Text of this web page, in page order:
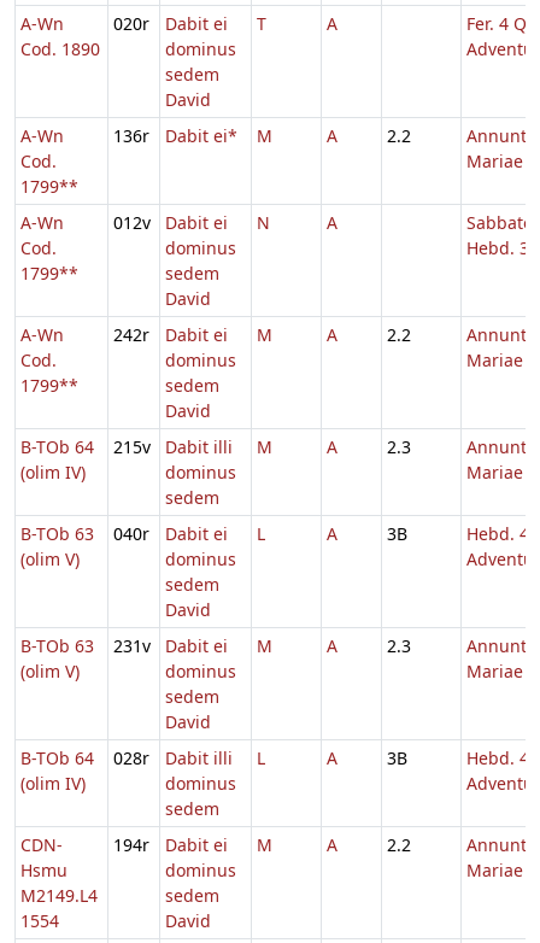
A-Wn
Cod. 1890
020r
Dabit ei
dominus
sedem
David
T A
Fer. 4
A-Wn
Cod.
1799**
136r Dabit ei* M A 2.2
Mariae
A-Wn
Cod.
1799**
012v
Dabit ei
dominus
sedem
David
N A
Sabbato
Hebd. 3
A-Wn
Cod.
1799**
242r
Dabit ei
dominus
sedem
David
M A 2.2
Mariae
B-TOb 64
(olim IV)
215v
Dabit illi
dominus
sedem
M A 2.3
Mariae
B-TOb 63
(olim V)
040r
Dabit ei
dominus
sedem
David
L A 3B
Hebd. 4
B-TOb 63
(olim V)
231v
Dabit ei
dominus
sedem
David
M A 2.3
Mariae
B-TOb 64
(olim IV)
028r
Dabit illi
dominus
sedem
L A 3B
Hebd. 4
CDN-
Hsmu
M2149.L4
1554
194r
Dabit ei
dominus
sedem
David
M A 2.2
Mariae